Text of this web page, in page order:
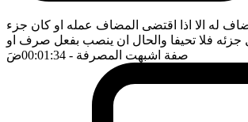
له الا اذا اقتضى المضاف عمله او كان جزء
جزئه فلا تحيفا والحال ان ينصب بفعل صرف او
صفة اشبهت المصرفة - 00:01:34 ضَ